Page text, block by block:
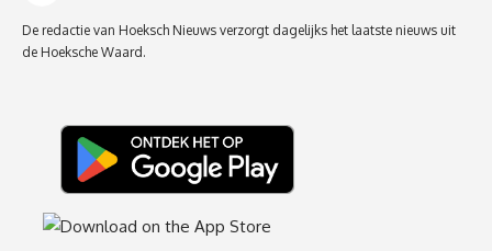
De redactie van Hoeksch Nieuws verzorgt dagelijks het laatste nieuws uit
de Hoeksche Waard.